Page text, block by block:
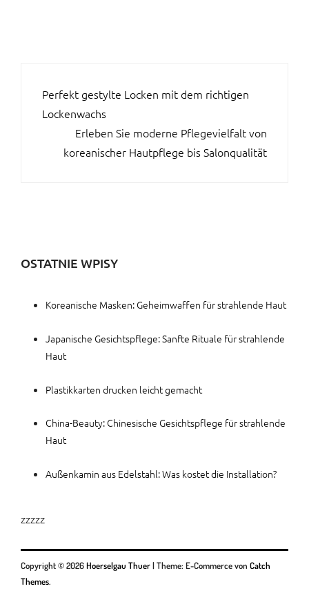
BEITRAGSNAVIGATION
Perfekt gestylte Locken mit dem richtigen
Lockenwachs
Erleben Sie moderne Pflegevielfalt von
koreanischer Hautpflege bis Salonqualität
OSTATNIE WPISY
Koreanische Masken: Geheimwaffen für strahlende Haut
Japanische Gesichtspflege: Sanfte Rituale für strahlende
Haut
Plastikkarten drucken leicht gemacht
China-Beauty: Chinesische Gesichtspflege für strahlende
Haut
Außenkamin aus Edelstahl: Was kostet die Installation?
zzzzz
Copyright © 2026Hoerselgau Thuer|Theme: E-Commerce von Catch
Themes.